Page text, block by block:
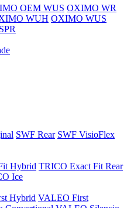
OEM WUS OXIMO WR
WUH OXIMO WUS
SWF Rear SWF VisioFlex
Hybrid TRICO Exact Fit Rear
Ice
Hybrid VALEO First